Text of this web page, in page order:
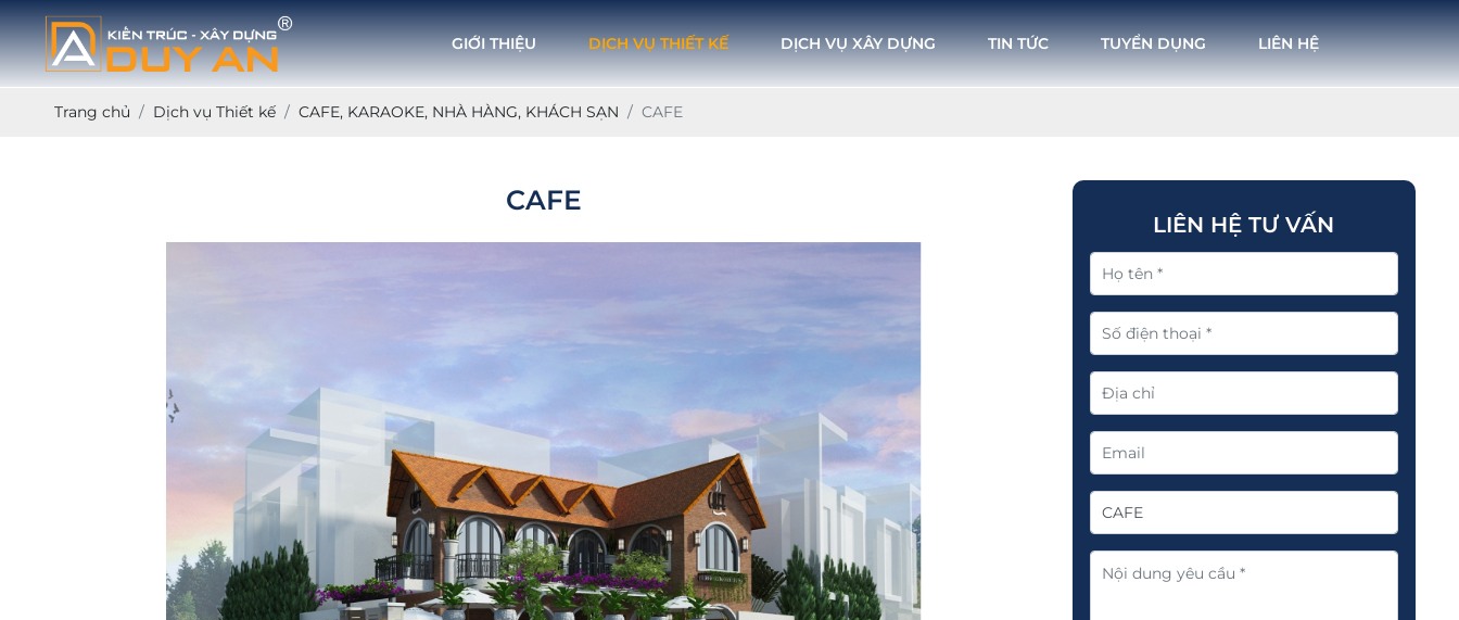
GIỚI THIỆU DỊCH VỤ THIẾT KẾ DỊCH VỤ XÂY DỰNG TIN TỨC TUYỂN DỤNG LIÊN HỆ
Trang chủ Dịch vụ Thiết kế CAFE, KARAOKE, NHÀ HÀNG, KHÁCH SẠN CAFE
CAFE
LIÊN HỆ TƯ VẤN